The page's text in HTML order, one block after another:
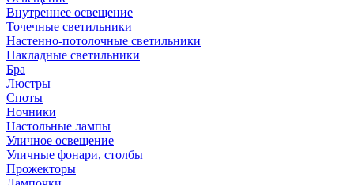
Внутреннее освещение
Точечные светильники
Настенно-потолочные светильники
Накладные светильники
Бра
Люстры
Споты
Ночники
Настольные лампы
Уличное освещение
Уличные фонари, столбы
Прожекторы